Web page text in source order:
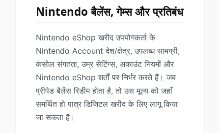
Nintendo बैलेंस, गेम्स और प्रतिबंध
Nintendo eShop खरीद उपयोगकर्ता के
Nintendo Account देश/क्षेत्र, उपलब्ध सामग्री,
कंसोल संगतता, उम्र सेटिंग्स, अकाउंट नियमों और
Nintendo eShop शर्तों पर निर्भर करते हैं। जब
प्रीपेड बैलेंस रिडीम होता है, तो उस मूल्य को जहाँ
समर्थित हो पात्र डिजिटल खरीद के लिए लागू किया
जा सकता है।